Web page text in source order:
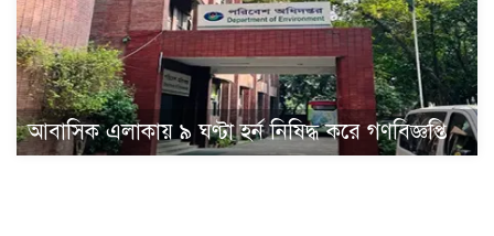
আবাসিক এলাকায় ৯ ঘণ্টা হর্ন নিষিদ্ধ করে গণবিজ্ঞপ্তি